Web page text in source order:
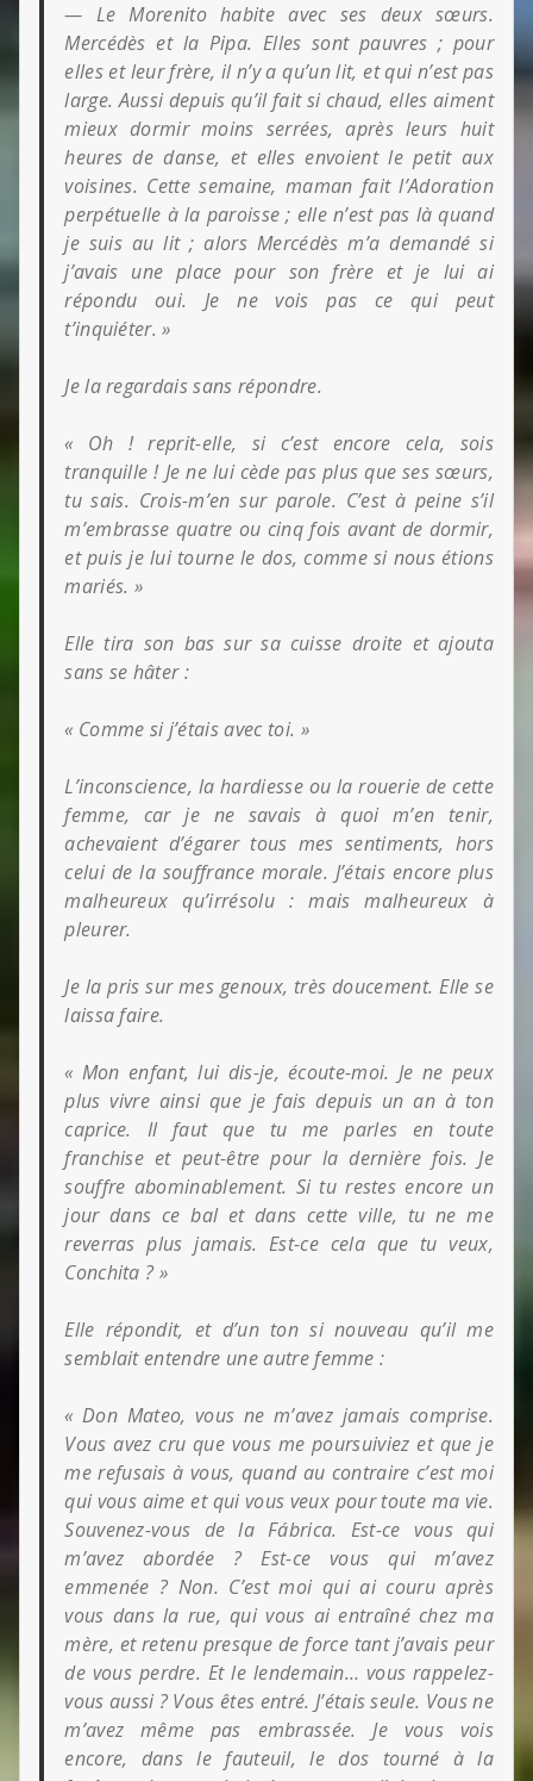
— Le Morenito habite avec ses deux sœurs.
Mercédèset la Pipa. Elles sont pauvres ; pour
elles et leur frère, il n’y a qu’un lit, et qui n’est pas
large. Aussi depuis qu’il fait si chaud, elles aiment
mieux dormir moins serrées, après leurs huit
heures de danse, et elles envoient le petit aux
voisines. Cette semaine, maman fait l’Adoration
perpétuelle à la paroisse ; elle n’est pas là quand
je suis au lit ; alors Mercédès m’a demandé si
j’avais une place pour son frère et je lui ai
répondu oui. Je ne vois pas ce qui peut
t’inquiéter. »
Je la regardais sans répondre.
« Oh ! reprit-elle, si c’est encore cela, sois
tranquille ! Je ne lui cède pas plus que ses sœurs,
tu sais. Crois-m’en sur parole. C’est à peine s’il
m’embrasse quatre ou cinq fois avant de dormir,
et puis je lui tourne le dos, comme si nous étions
mariés. »
Elle tira son bas sur sa cuisse droite et ajouta
sans se hâter :
« Comme si j’étais avec toi. »
L’inconscience, la hardiesse ou la rouerie de cette
femme, car je ne savais à quoi m’en tenir,
achevaient d’égarer tous mes sentiments, hors
celui de la souffrance morale. J’étais encore plus
malheureux qu’irrésolu : mais malheureux à
pleurer.
Je la pris sur mes genoux, très doucement. Elle se
laissa faire.
« Mon enfant, lui dis-je, écoute-moi. Je ne peux
plus vivre ainsi que je fais depuis un an à ton
caprice. Il faut que tu me parles en toute
franchise et peut-être pour la dernière fois. Je
souffre abominablement. Si tu restes encore un
jour dans ce bal et dans cette ville, tu ne me
reverras plus jamais. Est-ce cela que tu veux,
Conchita ? »
Elle répondit, et d’un ton si nouveau qu’il me
semblait entendre une autre femme :
« Don Mateo, vous ne m’avez jamais comprise.
Vous avez cru que vous me poursuiviez et que je
me refusais à vous, quand au contraire c’est moi
qui vous aime et qui vous veux pourtoute ma vie.
Souvenez-vous de la Fábrica. Est-ce vous qui
m’avez abordée ? Est-ce vous qui m’avez
emmenée ? Non. C’est moi qui ai couru après
vous dans la rue, qui vous ai entraîné chez ma
mère, et retenu presque de force tant j’avais peur
de vous perdre. Et le lendemain… vous rappelez-
vous aussi ? Vous êtes entré. J’étais seule. Vous ne
m’avez même pas embrassée. Je vous vois
encore, dans le fauteuil, le dos tourné à la